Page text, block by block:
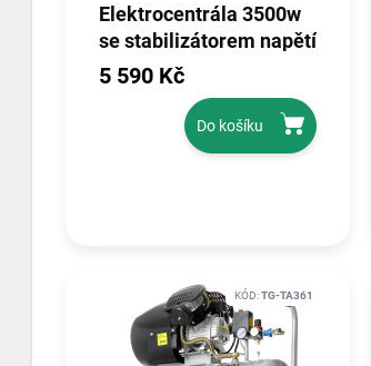
Elektrocentrála 3500w
se stabilizátorem napětí
avr, TAGRED
TA3500GHX
5 590 Kč
Do košíku
KÓD:TG-TA361